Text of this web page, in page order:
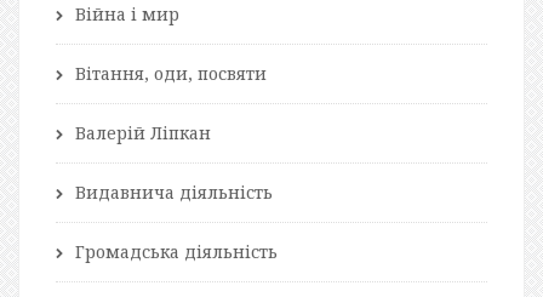
Війна і мир
Вітання, оди, посвяти
Валерій Ліпкан
Видавнича діяльність
Громадська діяльність